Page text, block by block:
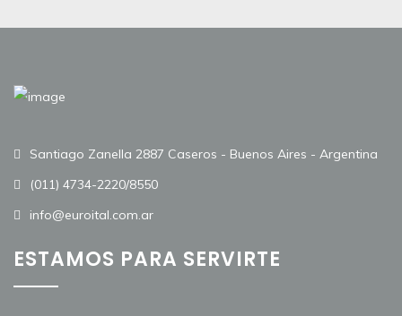
Santiago Zanella 2887 Caseros - Buenos Aires - Argentina
(011) 4734-2220/8550
info@euroital.com.ar
ESTAMOS PARA SERVIRTE